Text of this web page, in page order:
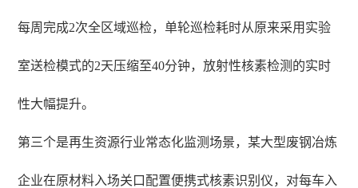
每周完成2次全区域巡检，单轮巡检耗时从原来采用实验
室送检模式的2天压缩至40分钟，放射性核素检测的实时
性大幅提升。
第三个是再生资源行业常态化监测场景，某大型废钢冶炼
企业在原材料入场关口配置便携式核素识别仪，对每车入